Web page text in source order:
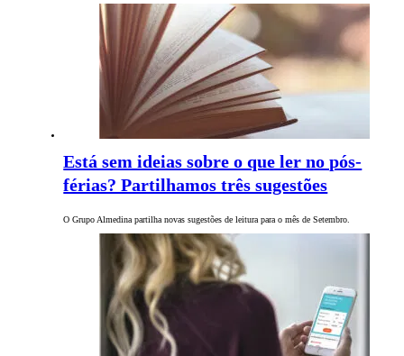
Está sem ideias sobre o que ler no pós-
férias? Partilhamos três sugestões
O Grupo Almedina partilha novas sugestões de leitura para o mês de Setembro.